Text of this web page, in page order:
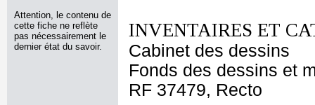
Attention, le contenu de
cette fiche ne reflète
pas nécessairement le
dernier état du savoir.
INVENTAIRES ET
Cabinet des dessins
Fonds des dessins et
RF 37479, Recto